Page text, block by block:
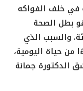
في خلف الفواكه
بطل الصحة
والسبب الذي
حياة اليومية،
الدكتورة جمانة